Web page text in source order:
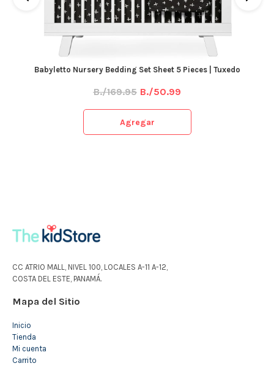
Babyletto Nursery Bedding Set Sheet 5 Pieces | Tuxedo
B./169.95 B./50.99
Agregar
CC ATRIO MALL, NIVEL 100, LOCALES A-11 A-12,
COSTA DEL ESTE, PANAMÁ.
Mapa del Sitio
Inicio
Tienda
Mi cuenta
Carrito